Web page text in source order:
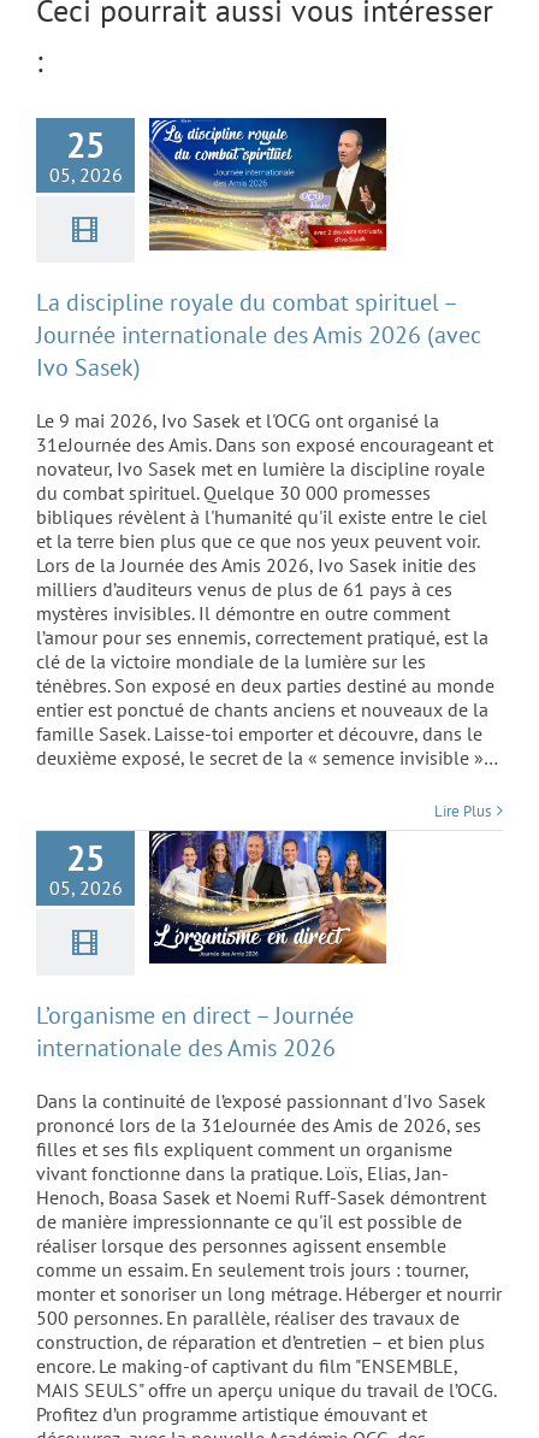
Ceci pourrait aussi vous intéresser
:
25
05, 2026
Amis 2026 (avec
Ivo Sasek)
La discipline royale du combat spirituel –
Journée internationale des Amis 2026 (avec
Ivo Sasek)
Le 9 mai 2026, Ivo Sasek et l'OCG ont organisé la
31eJournée des Amis. Dans son exposé encourageant et
novateur, Ivo Sasek met en lumière la discipline royale
du combat spirituel. Quelque 30 000 promesses
bibliques révèlent à l'humanité qu'il existe entre le ciel
et la terre bien plus que ce que nos yeux peuvent voir.
Lors de la Journée des Amis 2026, Ivo Sasek initie des
milliers d’auditeurs venus de plus de 61 pays à ces
mystères invisibles. Il démontre en outre comment
l’amour pour ses ennemis, correctement pratiqué, est la
clé de la victoire mondiale de la lumière sur les
ténèbres. Son exposé en deux parties destiné au monde
entier est ponctué de chants anciens et nouveaux de la
famille Sasek. Laisse-toi emporter et découvre, dans le
deuxième exposé, le secret de la « semence invisible »…
Lire Plus
25
05, 2026
L’organisme en
direct – Journée
Amis 2026
L’organisme en direct – Journée
internationale des Amis 2026
Dans la continuité de l’exposé passionnant d'Ivo Sasek
prononcé lors de la 31eJournée des Amis de 2026, ses
filles et ses fils expliquent comment un organisme
vivant fonctionne dans la pratique. Loïs, Elias, Jan-
Henoch, Boasa Sasek et Noemi Ruff-Sasek démontrent
de manière impressionnante ce qu'il est possible de
réaliser lorsque des personnes agissent ensemble
comme un essaim. En seulement trois jours : tourner,
monter et sonoriser un long métrage. Héberger et nourrir
500 personnes. En parallèle, réaliser des travaux de
construction, de réparation et d’entretien – et bien plus
encore. Le making-of captivant du film "ENSEMBLE,
MAIS SEULS" offre un aperçu unique du travail de l’OCG.
Profitez d’un programme artistique émouvant et